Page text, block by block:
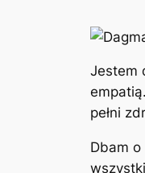
Jestem
pełni
Dbam